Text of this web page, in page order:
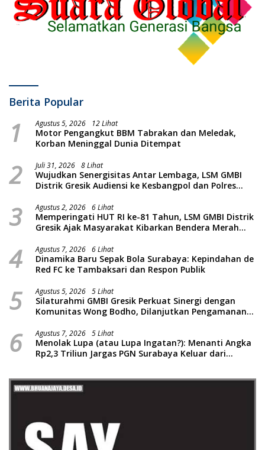
Berita Popular
1 Agustus 5, 2026 12 Lihat
Motor Pengangkut BBM Tabrakan dan Meledak,
Korban Meninggal Dunia Ditempat
2 Juli 31, 2026 8 Lihat
Wujudkan Senergisitas Antar Lembaga, LSM GMBI
Distrik Gresik Audiensi ke Kesbangpol dan Polres
Piatu
3 Agustus 2, 2026 6 Lihat
Memperingati HUT RI ke-81 Tahun, LSM GMBI Distrik
Gresik Ajak Masyarakat Kibarkan Bendera Merah
4 Agustus 7, 2026 6 Lihat
Dinamika Baru Sepak Bola Surabaya: Kepindahan de
Red FC ke Tambaksari dan Respon Publik
5 Agustus 5, 2026 5 Lihat
Silaturahmi GMBI Gresik Perkuat Sinergi dengan
Komunitas Wong Bodho, Dilanjutkan Pengamanan
Massal dan Santunan Anak Yatim
6 Agustus 7, 2026 5 Lihat
Menolak Lupa (atau Lupa Ingatan?): Menanti Angka
Rp2,3 Triliun Jargas PGN Surabaya Keluar dari